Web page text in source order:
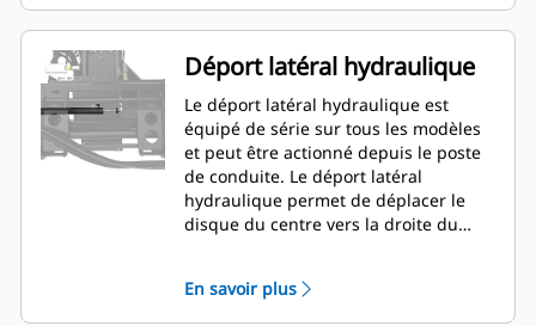
Déport latéral hydraulique
Le déport latéral hydraulique est
équipé de série sur tous les modèles
et peut être actionné depuis le poste
de conduite. Le déport latéral
hydraulique permet de déplacer le
disque du centre vers la droite du
obstacles, et ce, tout en réduisant le
besoin de repositionner la machine.
En savoir plus